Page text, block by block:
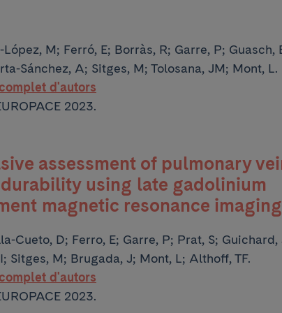
López, M; Ferró, E; Borràs, R; Garre, P; Guasch,
Sánchez, A; Sitges, M; Tolosana, JM; Mont, L.
d'autors
2023.
assessment of pulmonary
using late gadolinium
magnetic resonance imaging
Cueto, D; Ferro, E; Garre, P; Prat, S; Guichard,
Sitges, M; Brugada, J; Mont, L; Althoff, TF.
d'autors
2023.